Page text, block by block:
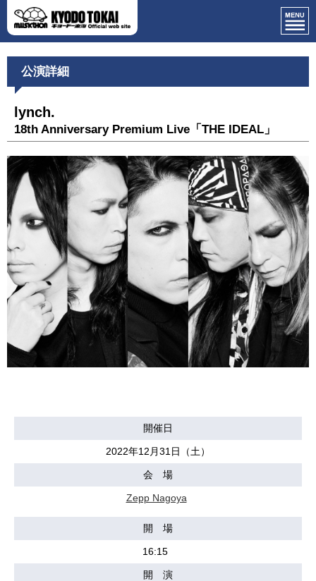
公演詳細
lynch.
18th Anniversary Premium Live「THE IDEAL」
開催日
2022年12月31日（土）
会 場
Zepp Nagoya
開 場
16:15
開 演